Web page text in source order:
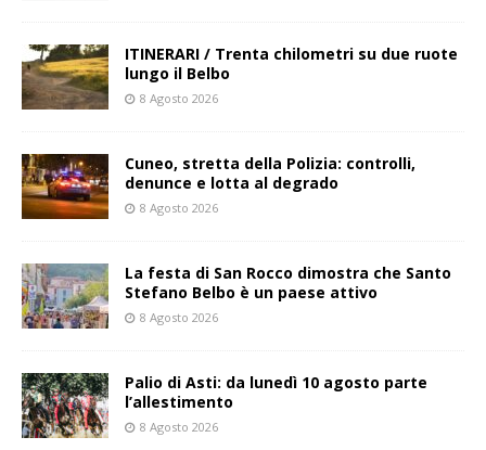
ITINERARI / Trenta chilometri su due ruote
lungo il Belbo
8 Agosto 2026
Cuneo, stretta della Polizia: controlli,
denunce e lotta al degrado
8 Agosto 2026
La festa di San Rocco dimostra che Santo
Stefano Belbo è un paese attivo
8 Agosto 2026
Palio di Asti: da lunedì 10 agosto parte
l’allestimento
8 Agosto 2026